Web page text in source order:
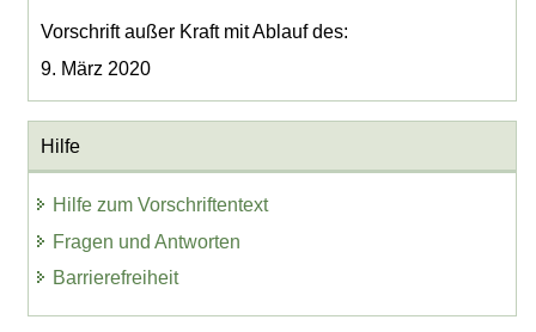
Vorschrift außer Kraft mit Ablauf des:
9. März 2020
Hilfe
Hilfe zum Vorschriftentext
Fragen und Antworten
Barrierefreiheit